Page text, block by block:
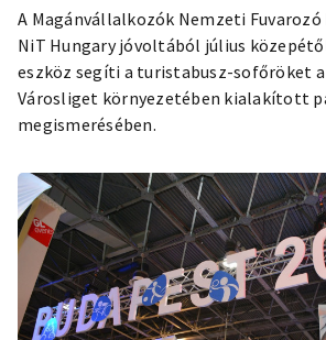
A Magánvállalkozók Nemzeti
NiT Hungary jóvoltából július
eszköz segíti a turistabusz-sofőröket a
Városliget környezetében kialakított
megismerésében.